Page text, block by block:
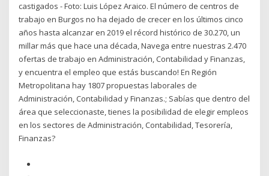
castigados - Foto: Luis López Araico. El número de centros de
trabajo en Burgos no ha dejado de crecer en los últimos cinco
años hasta alcanzar en 2019 el récord histórico de 30.270, un
millar más que hace una década, Navega entre nuestras 2.470
ofertas de trabajo en Administración, Contabilidad y Finanzas,
y encuentra el empleo que estás buscando! En Región
Metropolitana hay 1807 propuestas laborales de
Administración, Contabilidad y Finanzas.; Sabías que dentro del
área que seleccionaste, tienes la posibilidad de elegir empleos
en los sectores de Administración, Contabilidad, Tesorería,
Finanzas?